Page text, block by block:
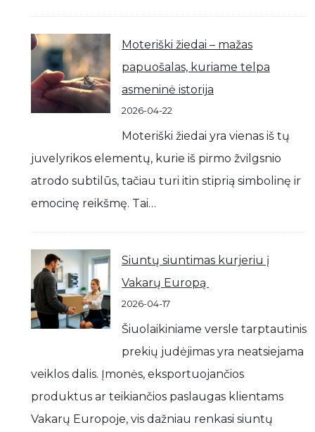
Moteriški žiedai – mažas
papuošalas, kuriame telpa
asmeninė istorija
2026-04-22
Moteriški žiedai yra vienas iš tų
juvelyrikos elementų, kurie iš pirmo žvilgsnio
atrodo subtilūs, tačiau turi itin stiprią simbolinę ir
emocinę reikšmę. Tai…
Siuntų siuntimas kurjeriu į
Vakarų Europą
2026-04-17
Šiuolaikiniame versle tarptautinis
prekių judėjimas yra neatsiejama
veiklos dalis. Įmonės, eksportuojančios
produktus ar teikiančios paslaugas klientams
Vakarų Europoje, vis dažniau renkasi siuntų